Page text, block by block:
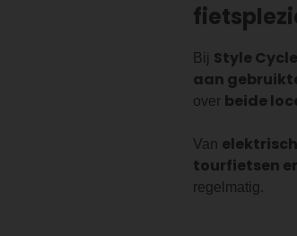
Bij Style
aan
over beide
Van
tourfietsen
regelmatig.